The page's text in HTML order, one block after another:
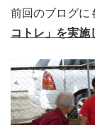
前回のブログに
コトレ」を実施